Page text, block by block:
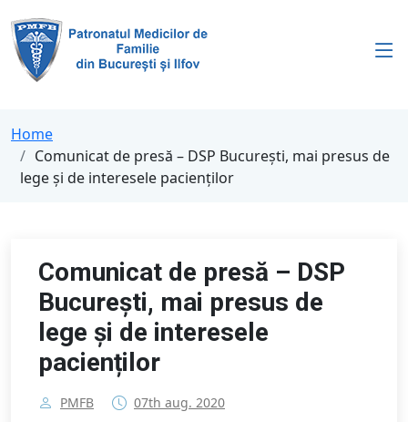
Home
Comunicat de presă – DSP București, mai presus de
lege și de interesele pacienților
Comunicat de presă – DSP
București, mai presus de
lege și de interesele
pacienților
PMFB 07th aug. 2020